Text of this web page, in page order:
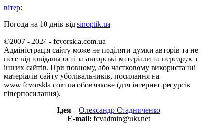
вітер:
Погода на 10 днів від sinoptik.ua
©2007 - 2024 - fcvorskla.com.ua
Адміністрація сайту може не поділяти думки авторів та не
несе відповідальності за авторські матеріали та передрук з
інших сайтів. При повному, або частковому використанні
матеріалів сайту уболівальників, посилання на
www.fcvorskla.com.ua обов'язкове (для інтернет-ресурсів
гіперпосилання).
Ідея – Олександр Стадниченко
E-mail: fcvadmin@ukr.net